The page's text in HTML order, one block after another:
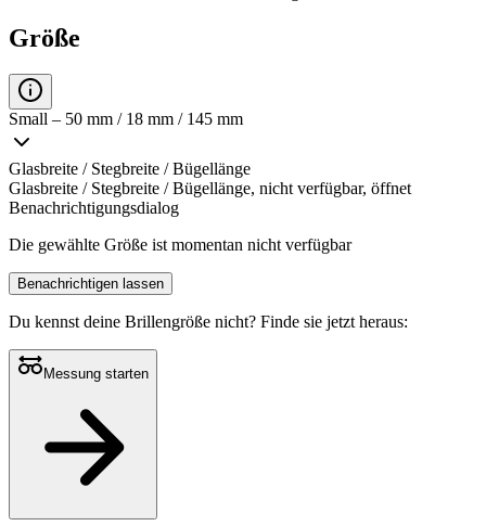
Größe
Small – 50 mm / 18 mm / 145 mm
Glasbreite / Stegbreite / Bügellänge
Glasbreite / Stegbreite / Bügellänge, nicht verfügbar, öffnet
Benachrichtigungsdialog
Die gewählte Größe ist momentan nicht verfügbar
Benachrichtigen lassen
Du kennst deine Brillengröße nicht? Finde sie jetzt heraus:
Messung starten